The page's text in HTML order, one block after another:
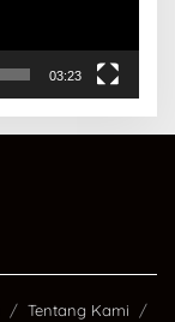
03:23
Tentang Kami